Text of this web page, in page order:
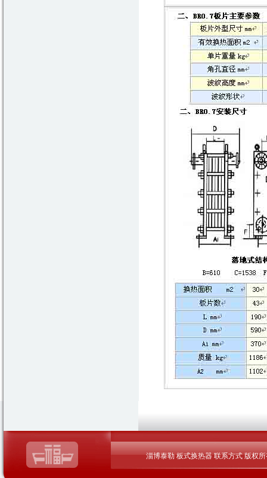
淄博泰勒 板式换热器 联系方式 版权